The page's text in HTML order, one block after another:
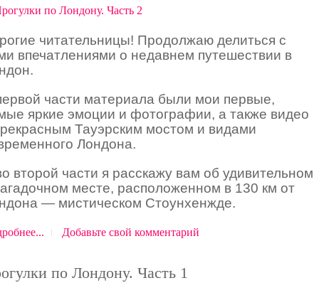
читательницы! Продолжаю делиться с
впечатлениями о недавнем путешествии в
части материала были мои первые,
яркие эмоции и фотографии, а также видео
Тауэрским мостом и видами
Лондона.
второй части я расскажу вам об удивительном
месте, расположенном в 130 км от
— мистическом Стоунхенжде.
Добавьте свой комментарий
по Лондону. Часть 1